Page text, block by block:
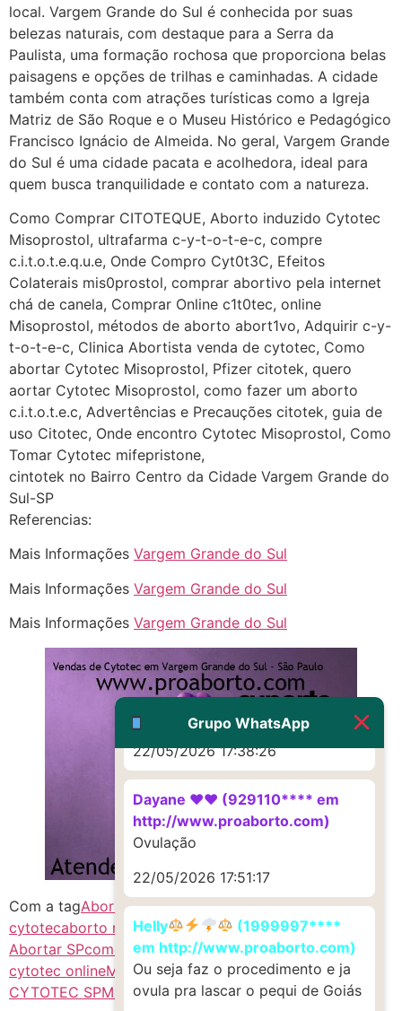
local. Vargem Grande do Sul é conhecida por suas
belezas naturais, com destaque para a Serra da
Paulista, uma formação rochosa que proporciona belas
paisagens e opções de trilhas e caminhadas. A cidade
também conta com atrações turísticas como a Igreja
Matriz de São Roque e o Museu Histórico e Pedagógico
Francisco Ignácio de Almeida. No geral, Vargem Grande
do Sul é uma cidade pacata e acolhedora, ideal para
quem busca tranquilidade e contato com a natureza.
Como Comprar CITOTEQUE, Aborto induzido Cytotec
Misoprostol, ultrafarma c-y-t-o-t-e-c, compre
c.i.t.o.t.e.q.u.e, Onde Compro Cyt0t3C, Efeitos
Colaterais mis0prostol, comprar abortivo pela internet
chá de canela, Comprar Online c1t0tec, online
Misoprostol, métodos de aborto abort1vo, Adquirir c-y-
t-o-t-e-c, Clinica Abortista venda de cytotec, Como
abortar Cytotec Misoprostol, Pfizer citotek, quero
aortar Cytotec Misoprostol, como fazer um aborto
c.i.t.o.t.e.c, Advertências e Precauções citotek, guia de
uso Citotec, Onde encontro Cytotec Misoprostol, Como
Tomar Cytotec mifepristone,
cintotek no Bairro Centro da Cidade Vargem Grande do
Sul-SP
Referencias:
Mais Informações Vargem Grande do Sul
Mais Informações Vargem Grande do Sul
Mais Informações Vargem Grande do Sul
Com a tagAbortivoABORTIVO SEGUROaborto com
cytotecaborto no brasilchá de canelacintotek SP
Abortar SPcomo abortocomo comprar citoteccomprar
cytotec onlineMISOPROSTOL CYTOTECMISOPROSTOL
CYTOTEC SPMisoprostol SPpílula abortivaru486 SP
Grupo WhatsApp
22/05/2026 17:09:25
G (1199866**** em
http://www.proaborto.com)
Mulheres vocês sabem dizer
quem já tomou os remédio se
depois que para de menstruar
começa a sair um líquido
transparente, se é normal ?
22/05/2026 17:10:05
(879121**** em
http://www.proaborto.com)
Deve ser normal
22/05/2026 17:19:15
(879121**** em
http://www.proaborto.com)
Eu acho, não sei
22/05/2026 17:19:16
http://www.proaborto.com)
mesmo
22/05/2026 17:19:47
G (1199866**** em
http://www.proaborto.com)
Muito obrigadaaaaa
22/05/2026 17:38:26
Dayane ♥️♥️ (929110**** em
http://www.proaborto.com)
Ovulação
22/05/2026 17:51:17
Helly
(1999997****
em http://www.proaborto.com)
Ou seja faz o procedimento e ja
ovula pra lascar o pequi de Goiás